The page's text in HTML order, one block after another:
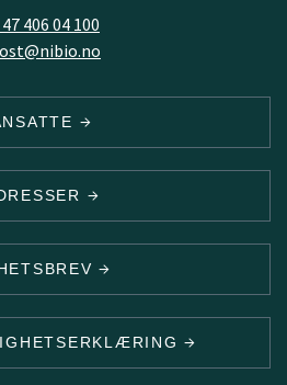
406 04 100